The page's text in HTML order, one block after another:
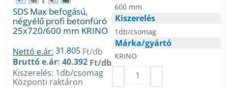
SDS Max befogású,
négyélű profi betonfúró
25x720/600 mm KRINO
Nettó e.ár: 31.805 Ft/db
Bruttó e.ár: 40.392 Ft/db
Kiszerelés: 1db/csomag
Központi raktáron
600 mm
Kiszerelés
1db/csomag
Márka/gyártó
KRINO